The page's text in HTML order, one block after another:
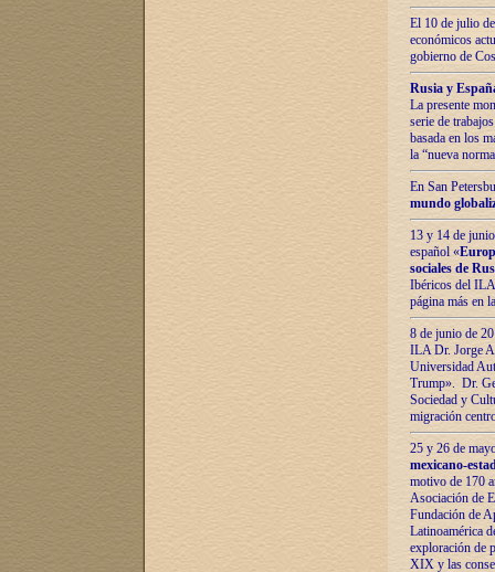
El 10 de julio
económicos
gobierno de
Rusia y
La presente
serie de
basada en los
la “nueva
En San
mundo
13 y 14 de
español «
sociales de
Ibéricos del ILA
página más en
8 de junio de
ILA Dr. Jorge
Universidad
Trump». Dr.
Sociedad y
migración
25 y 26 de
mexicano-
motivo de 170
Asociación de
Fundación de
Latinoamérica
exploración de
XIX y las